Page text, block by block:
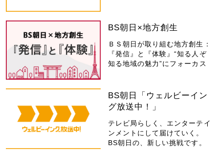
BS朝日×地方創生
ＢＳ朝日が取り組む地方創生：
『発信』と『体験』“知る人ぞ
知る地域の魅力”にフォーカス
BS朝日「ウェルビーイン
グ放送中！」
テレビ局らしく、エンターテイ
ンメントにして届けていく。
BS朝日の、新しい挑戦です。